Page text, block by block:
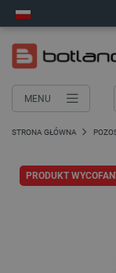
MENU
STRONA GŁÓWNA
PRODUKT